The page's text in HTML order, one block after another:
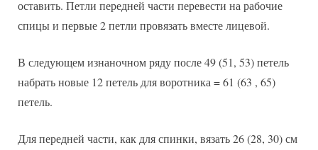
оставить. Петли передней части перевести на рабочие
спицы и первые 2 петли провязать вместе лицевой.
В следующем изнаночном ряду после 49 (51, 53) петель
набрать новые 12 петель для воротника = 61 (63 , 65)
петель.
Для передней части, как для спинки, вязать 26 (28, 30) см